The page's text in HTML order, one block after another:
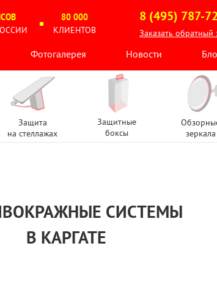
80 000
КЛИЕНТОВ
8 (495) 787-
Заказать обратный
Фотогалерея Новости
Защита
на стеллажах
Защитные
боксы
зеркала
СИСТЕМЫ
В КАРГАТЕ